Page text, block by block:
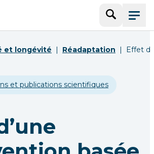
Menu
et longévité Réadaptation Effet
et publications scientifiques